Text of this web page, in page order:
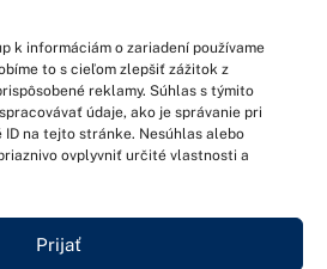
k informáciám o zariadení používame
to s cieľom zlepšiť zážitok z
reklamy. Súhlas s týmito
údaje, ako je správanie pri
na tejto stránke. Nesúhlas alebo
ovplyvniť určité vlastnosti a
Prijať
STUDIO